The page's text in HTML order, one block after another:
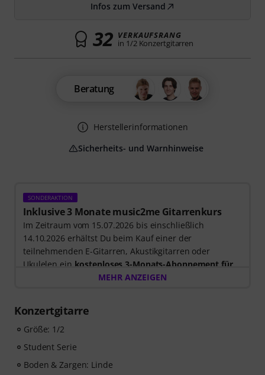
SONDERAKTION
Inklusive 3 Monate music2me Gitarrenkurs
Im Zeitraum vom 15.07.2026 bis einschließlich
14.10.2026 erhältst Du beim Kauf einer der
teilnehmenden E-Gitarren, Akustikgitarren oder
Ukulelen ein kostenloses 3-Monats-Abonnement für
einen Onlinekurs von music2me im Wert von EUR
zugesendet. Das music2me Abo endet nach Ablauf
automatisch.
Music2Me, dein Online-Lernportal für Musik mit einem
Ausgezeichnet mit dem deutschen Bildungs-Award
MEHR ANZEIGEN
Konzertgitarre
Größe: 1/2
Student Serie
Boden & Zargen: Linde
Infos zum Versand
32 VERKAUFSRANG
in 1/2 Konzertgitarren
Beratung
Herstellerinformationen
Sicherheits- und Warnhinweise